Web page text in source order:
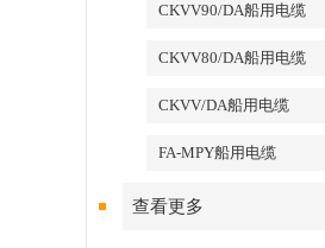
CKVV90/DA船用电缆
CKVV80/DA船用电缆
CKVV/DA船用电缆
FA-MPY船用电缆
查看更多